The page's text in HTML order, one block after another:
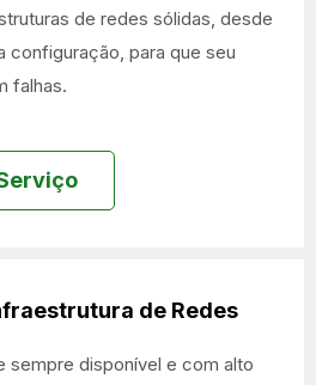
de redes sólidas, desde
configuração, para que seu
falhas.
de Redes
sempre disponível e com alto